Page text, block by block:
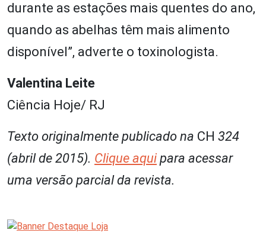
durante as estações mais quentes do ano,
quando as abelhas têm mais alimento
disponível”, adverte o toxinologista.
Valentina Leite
Ciência Hoje/ RJ
Texto originalmente publicado na CH 324
(abril de 2015). Clique aqui para acessar
uma versão parcial da revista.